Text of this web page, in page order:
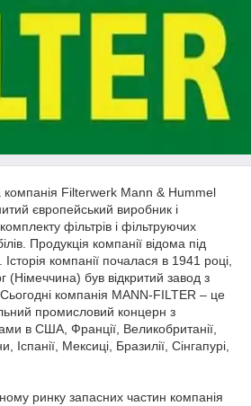
компанія Filterwerk Mann & Hummel
європейський виробник і
фільтрів і фільтруючих
Продукція компанії відома під
компанії почалася в 1941 році,
(Німеччина) був відкритий завод з
компанія MANN-FILTER – це
промисловий концерн з
в США, Франції, Великобританії,
Іспанії, Мексиці, Бразилії, Сінгапурі,
ринку запасних частин компанія